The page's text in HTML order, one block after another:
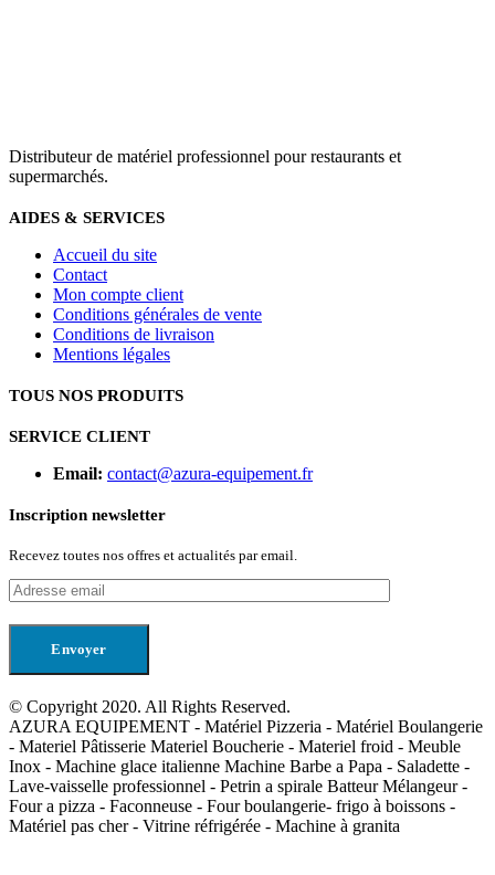
Distributeur de matériel professionnel pour restaurants et
supermarchés.
AIDES & SERVICES
Accueil du site
Contact
Mon compte client
Conditions générales de vente
Conditions de livraison
Mentions légales
TOUS NOS PRODUITS
SERVICE CLIENT
Email: contact@azura-equipement.fr
Inscription newsletter
Recevez toutes nos offres et actualités par email.
© Copyright 2020. All Rights Reserved.
AZURA EQUIPEMENT - Matériel Pizzeria - Matériel Boulangerie
- Materiel Pâtisserie Materiel Boucherie - Materiel froid - Meuble
Inox - Machine glace italienne Machine Barbe a Papa - Saladette -
Lave-vaisselle professionnel - Petrin a spirale Batteur Mélangeur -
Four a pizza - Faconneuse - Four boulangerie- frigo à boissons -
Matériel pas cher - Vitrine réfrigérée - Machine à granita